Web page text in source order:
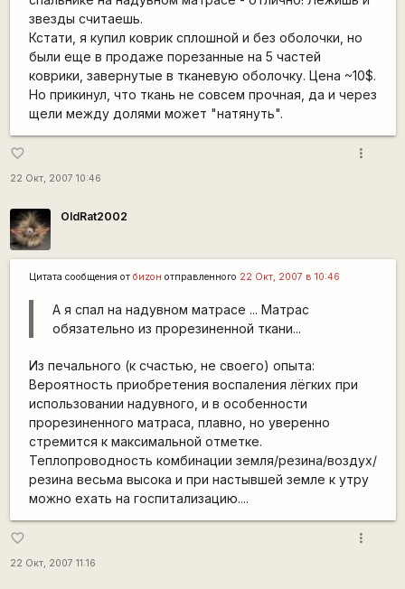
звезды считаешь.
Кстати, я купил коврик сплошной и без оболочки, но
были еще в продаже порезанные на 5 частей
коврики, завернутые в тканевую оболочку. Цена ~10$.
Но прикинул, что ткань не совсем прочная, да и через
щели между долями может "натянуть".
favorite_border
22 Окт, 2007 10:46
more_vert
OldRat2002
Цитата сообщения от биzон отправленного 22 Окт, 2007 в 10:46
А я спал на надувном матрасе ... Матрас
обязательно из прорезиненной ткани...
Из печального (к счастью, не своего) опыта:
Вероятность приобретения воспаления лёгких при
использовании надувного, и в особенности
прорезиненного матраса, плавно, но уверенно
стремится к максимальной отметке.
Теплопроводность комбинации земля/резина/воздух/
резина весьма высока и при настывшей земле к утру
можно ехать на госпитализацию....
favorite_border
22 Окт, 2007 11:16
more_vert